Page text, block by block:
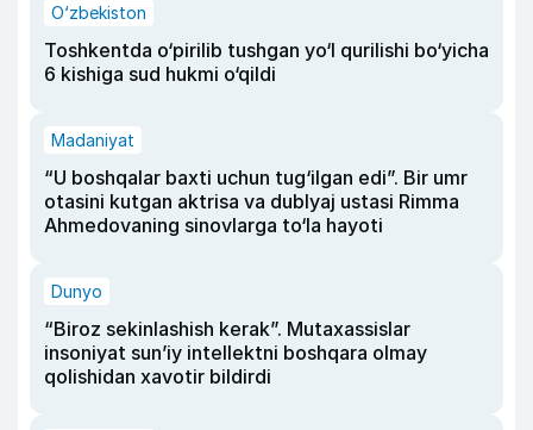
O‘zbekiston
Toshkentda o‘pirilib tushgan yo‘l qurilishi bo‘yicha
6 kishiga sud hukmi o‘qildi
Madaniyat
“U boshqalar baxti uchun tug‘ilgan edi”. Bir umr
otasini kutgan aktrisa va dublyaj ustasi Rimma
Ahmedovaning sinovlarga to‘la hayoti
Dunyo
“Biroz sekinlashish kerak”. Mutaxassislar
insoniyat sun’iy intellektni boshqara olmay
qolishidan xavotir bildirdi